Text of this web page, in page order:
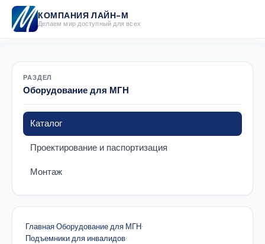
КОМПАНИЯ ЛАЙН-М
Делаем мир доступный для всех
РАЗДЕЛ
Оборудование для МГН
Каталог
Проектирование и паспортизация
Монтаж
Главная·Оборудование для МГН·
Подъемники для инвалидов·